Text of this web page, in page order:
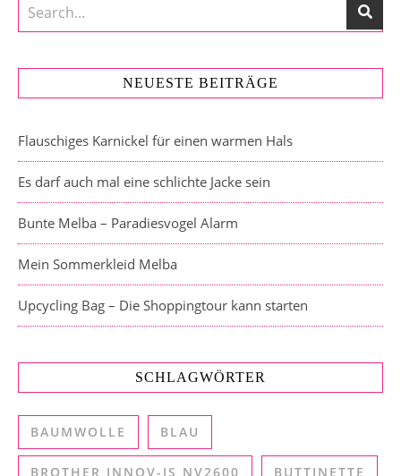
NEUESTE BEITRÄGE
Flauschiges Karnickel für einen warmen Hals
Es darf auch mal eine schlichte Jacke sein
Bunte Melba – Paradiesvogel Alarm
Mein Sommerkleid Melba
Upcycling Bag – Die Shoppingtour kann starten
SCHLAGWÖRTER
BAUMWOLLE BLAU
BROTHER INNOV-IS NV2600 BUTTINETTE